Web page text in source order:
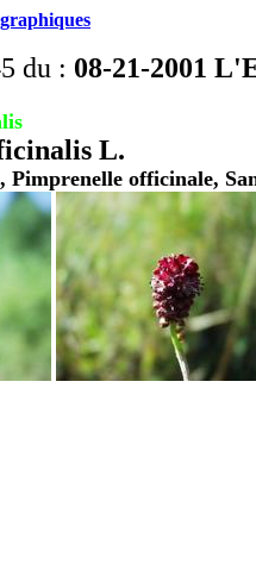
du : 08-21-2001
L.
Pimprenelle officinale,